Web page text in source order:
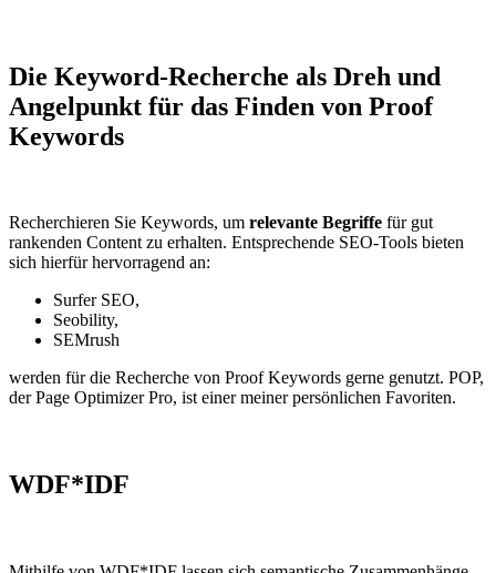
Die Keyword-Recherche als Dreh und
Angelpunkt für das Finden von Proof
Keywords
Recherchieren Sie Keywords, um relevante Begriffe für gut
rankenden Content zu erhalten. Entsprechende SEO-Tools bieten
sich hierfür hervorragend an:
Surfer SEO,
Seobility,
SEMrush
werden für die Recherche von Proof Keywords gerne genutzt. POP,
der Page Optimizer Pro, ist einer meiner persönlichen Favoriten.
WDF*IDF